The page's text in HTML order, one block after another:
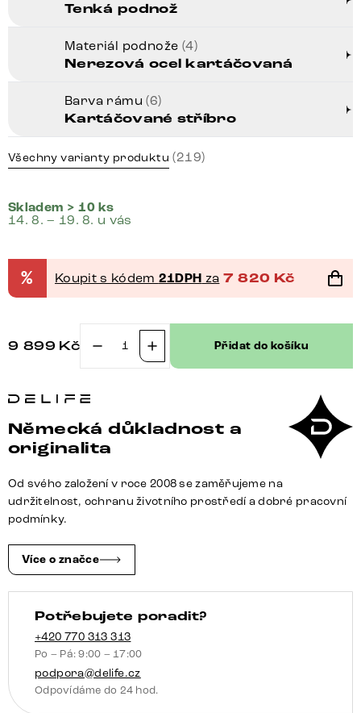
Tenká podnož
Materiál podnože (4)
Nerezová ocel kartáčovaná
Barva rámu(6)
Kartáčované stříbro
Všechny varianty produktu (219)
Skladem > 10 ks
14. 8. – 19. 8. u vás
% Koupit s kódem 21DPH za 7 820 Kč
9 899 Kč
Greg-
pravá
kůže
tmavě
béžová
nerezová
ocel
taštičkové
pružiny
množství
Přidat do košíku
Německá důkladnost a
originalita
Od svého založení v roce 2008 se zaměřujeme na
udržitelnost, ochranu životního prostředí a dobré pracovní
podmínky.
Více o značce
Potřebujete poradit?
+420 770 313 313
Po – Pá: 9:00 – 17:00
podpora@delife.cz
Odpovídáme do 24 hod.